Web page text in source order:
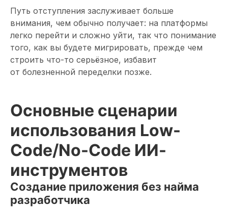
Путь отступления заслуживает больше
внимания, чем обычно получает: на платформы
легко перейти и сложно уйти, так что понимание
того, как вы будете мигрировать, прежде чем
строить что-то серьёзное, избавит
от болезненной переделки позже.
Основные сценарии
использования Low-
Code/No-Code ИИ-
инструментов
Создание приложения без найма
разработчика